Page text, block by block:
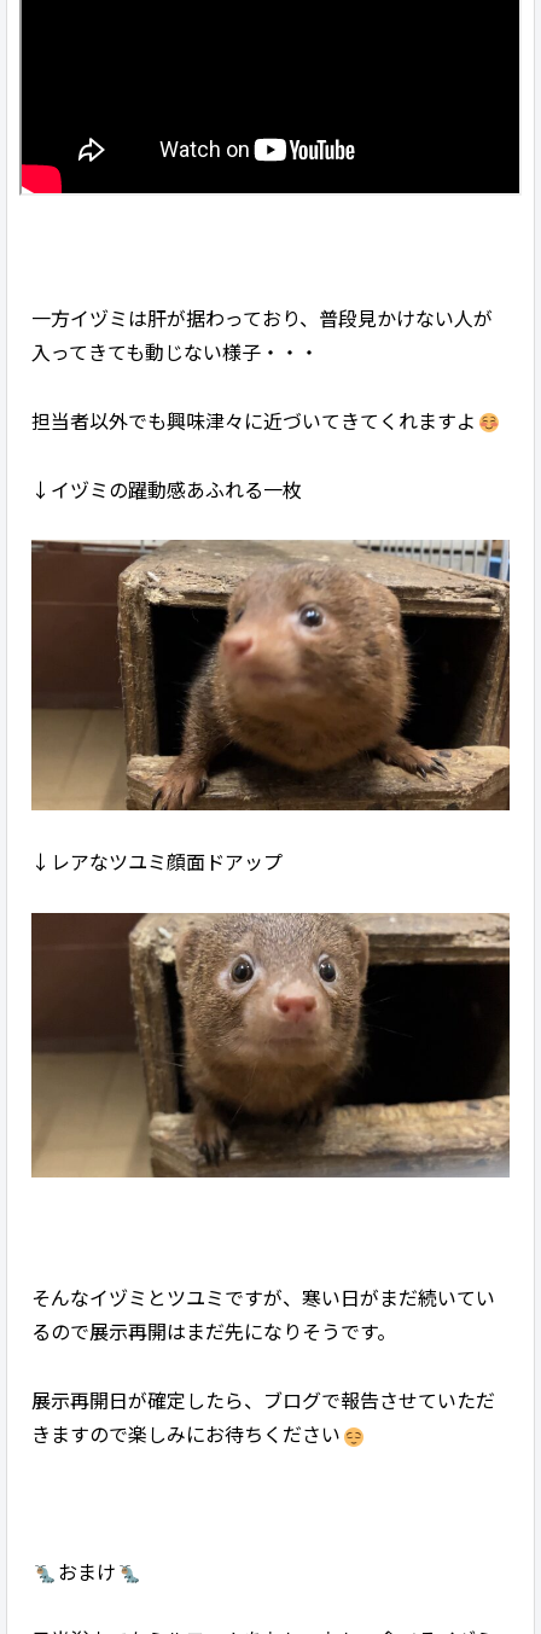
一方イヅミは肝が据わっており、普段見かけない人が
入ってきても動じない様子・・・
担当者以外でも興味津々に近づいてきてくれますよ
↓イヅミの躍動感あふれる一枚
↓レアなツユミ顔面ドアップ
そんなイヅミとツユミですが、寒い日がまだ続いてい
るので展示再開はまだ先になりそうです。
展示再開日が確定したら、ブログで報告させていただ
きますので楽しみにお待ちください
おまけ